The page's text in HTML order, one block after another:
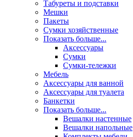
Табуреты и подставки
Мешки
Пакеты
Сумки хозяйственные
Показать больше...
Аксессуары
Сумки
Сумки-тележки
Мебель
Аксессуары для ванной
Аксессуары для туалета
Банкетки
Показать больше...
Вешалки настенные
Вешалки напольные